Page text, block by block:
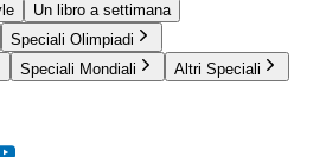
Un libro a settimana
Speciali Olimpiadi
Speciali Mondiali Altri Speciali